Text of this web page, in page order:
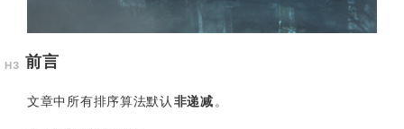
前言
文章中所有排序算法默认 非递减 。